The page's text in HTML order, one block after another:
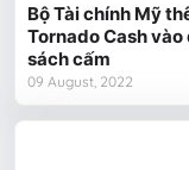
Bộ Tài chính Mỹ
Tornado Cash vào
sách cấm
09 August, 2022